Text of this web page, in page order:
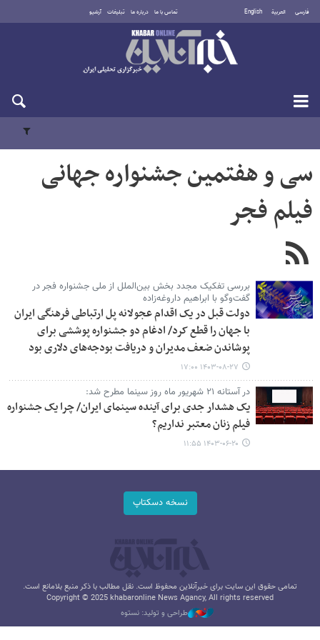
فارسی العربية English تماس با ما درباره ما تبلیغات آرشیو
یکشنبه ۱۸ مرداد ۱۴۰۵
سی‌ و هفتمین جشنواره جهانی
فیلم فجر
بررسی تفکیک مجدد بخش بین‌الملل از ملی جشنواره فجر در
گفت‌وگو با ابراهیم داروغه‌زاده
دولت قبل در یک اقدام عجولانه پل ارتباطی فرهنگی ایران
با جهان را قطع کرد/ ادغام دو جشنواره پوششی برای
پوشاندن ضعف مدیران و دریافت بودجه‌های دلاری بود
۱۴۰۳-۰۸-۲۷ ۱۷:۰۰
در آستانه ۲۱ شهریور ماه روز سینما مطرح شد:
یک هشدار جدی برای آینده سینمای ایران/ چرا یک جشنواره
فیلم زنان معتبر نداریم؟
۱۴۰۳-۰۶-۲۰ ۱۱:۵۵
نسخه دسکتاپ
تمامی حقوق این سایت برای خبرآنلاین محفوظ است. نقل مطالب با ذکر منبع بلامانع است.
Copyright © 2025 khabaronline News Agancy, All rights reserved
طراحی و تولید: نستوه